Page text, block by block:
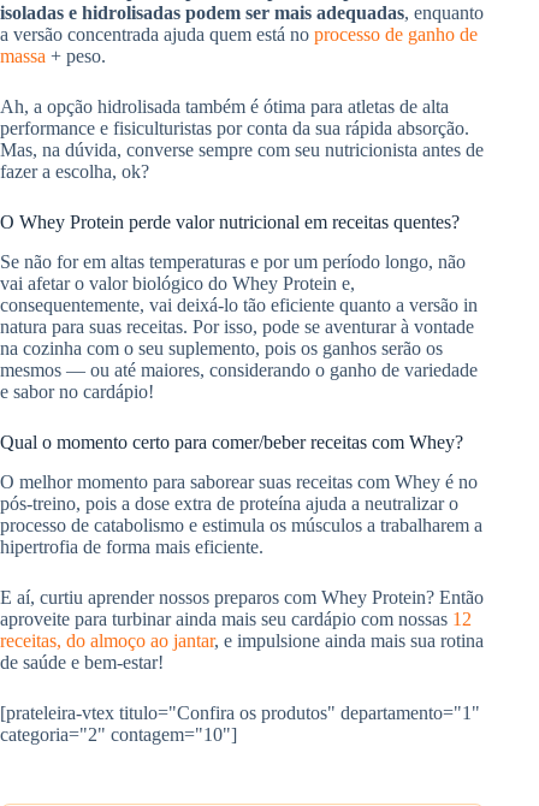
isoladas e hidrolisadas podem ser mais adequadas, enquanto
a versão concentrada ajuda quem está no processo de ganho de
massa + peso.
Ah, a opção hidrolisada também é ótima para atletas de alta
performance e fisiculturistas por conta da sua rápida absorção.
Mas, na dúvida, converse sempre com seu nutricionista antes de
fazer a escolha, ok?
O Whey Protein perde valor nutricional em receitas quentes?
Se não for em altas temperaturas e por um período longo, não
vai afetar o valor biológico do Whey Protein e,
consequentemente, vai deixá-lo tão eficiente quanto a versão in
natura para suas receitas. Por isso, pode se aventurar à vontade
na cozinha com o seu suplemento, pois os ganhos serão os
mesmos — ou até maiores, considerando o ganho de variedade
e sabor no cardápio!
Qual o momento certo para comer/beber receitas com Whey?
O melhor momento para saborear suas receitas com Whey é no
pós-treino, pois a dose extra de proteína ajuda a neutralizar o
processo de catabolismo e estimula os músculos a trabalharem a
hipertrofia de forma mais eficiente.
E aí, curtiu aprender nossos preparos com Whey Protein? Então
aproveite para turbinar ainda mais seu cardápio com nossas 12
receitas, do almoço ao jantar, e impulsione ainda mais sua rotina
de saúde e bem-estar!
[prateleira-vtex titulo="Confira os produtos" departamento="1"
categoria="2" contagem="10"]